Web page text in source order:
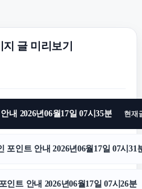
서울이혼변호사
수원법무법인
글 미리보기
내 2026년06월17일 07시35분 현재
포인트 안내 2026년06월17일 07시31
인트 안내 2026년06월17일 07시26분